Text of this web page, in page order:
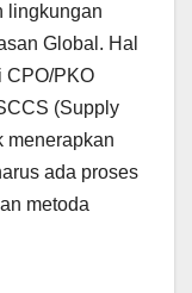
lingkungan
Global. Hal
CPO/PKO
(Supply
menerapkan
ada proses
metoda